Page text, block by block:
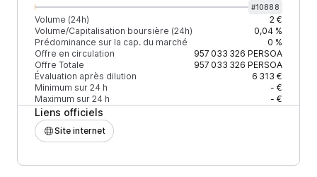
#10888
Volume (24h)
2 €
Volume/Capitalisation boursière (24h)
0,04 %
Prédominance sur la cap. du marché
0 %
Offre en circulation
957 033 326 PERSOA
Offre Totale
957 033 326 PERSOA
Évaluation après dilution
6 313 €
Minimum sur 24 h
- €
Maximum sur 24 h
- €
Liens officiels
Site internet